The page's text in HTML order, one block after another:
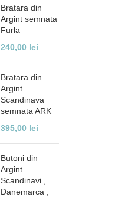
Bratara din
Argint semnata
Furla
240,00 lei
Bratara din
Argint
Scandinava
semnata ARK
395,00 lei
Butoni din
Argint
Scandinavi ,
Danemarca ,